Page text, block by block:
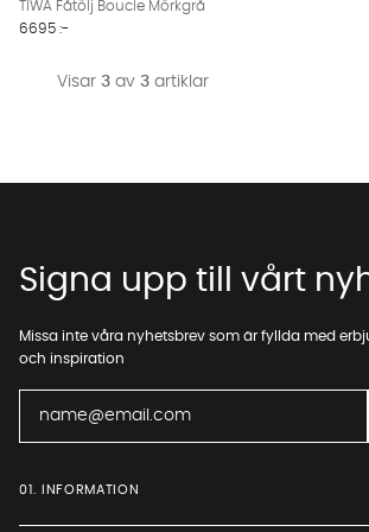
TIWA Fåtölj Boucle Mörkgrå
6695 :-
Visar 3 av 3 artiklar
Signa upp till vårt
Missa inte våra nyhetsbrev som är fyllda med
och inspiration
01. INFORMATION